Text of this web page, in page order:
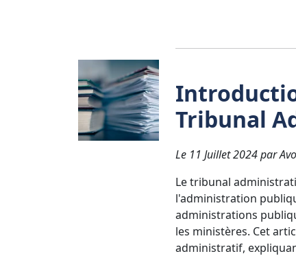
Tribunal
Le 11 Juillet 2024 par
Le tribunal
l'administration
administrations
les ministères. Cet
administratif,